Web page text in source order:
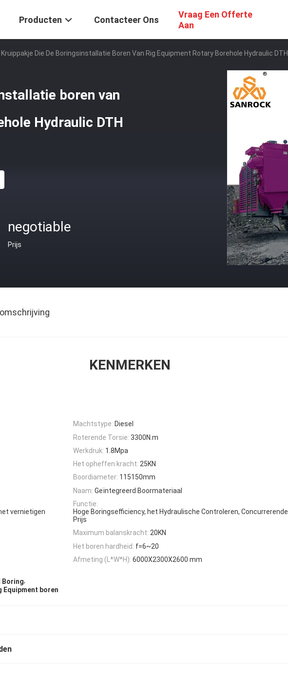
Producten Contacteer Ons
Vraag Een Offerte
Aan
Kruippakje Die De Boringsinstallatie Boren Van Rig Equipment Rotary Borehole Hydraulic DTH
boren van
Hydraulic DTH
negotiable
Prijs
KENMERKEN
Machtstype: Diesel
Roterende Torsie: 3300N.m
Werkdruk: 1.8Mpa
Het opheffen kracht: 25KN
Boordiameter: 115150mm
Naam: Geïntegreerd Boormateriaal
vernietigen
Functie:
Hoge Boringsefficiency, het Hydraulische Controleren, Concurrerende
Prijs
Maximum balanskracht: 20KN
Het boren hardheid: f=6~20
Afmeting (L*W*H): 6000X2300X2600 mm
Boring,
Equipment boren